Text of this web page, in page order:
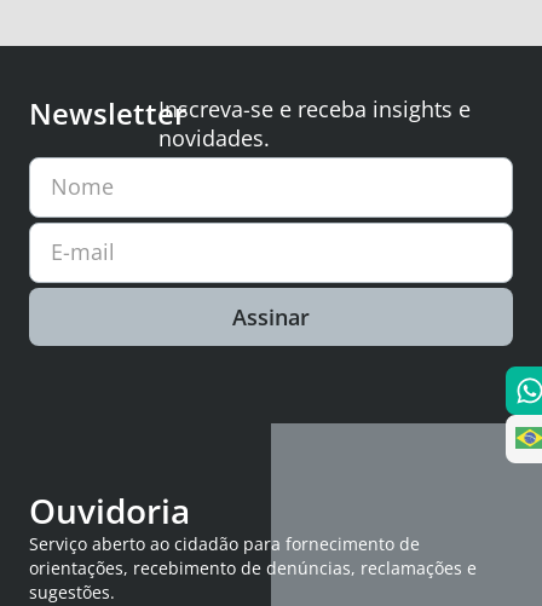
NewsletterInscreva-se e receba insights e
novidades.
Nome
E-mail
Assinar
Ouvidoria
Serviço aberto ao cidadão para fornecimento de
orientações, recebimento de denúncias, reclamações e
sugestões.